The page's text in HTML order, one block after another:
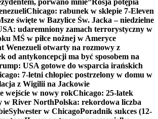
porwano mnie”Rosja potępia
Chicago: rabunek w sklepie 7-Eleven
święte w Bazylice Św. Jacka – niedzielne
udaremniony zamach terrorystyczny w
MŚ w piłce nożnej w Ameryce
Wenezueli otwarty na rozmowy z
od antykoncepcji ma być sposobem na
USA gotowe do wsparcia irańskich
7-letni chłopiec postrzelony w domu w
z Wigilii na Jackowie
wejście w nowy rokChicago: 25-latek
w River NorthPolska: rekordowa liczba
Sylwester w ChicagoPoradnik sukces (12-